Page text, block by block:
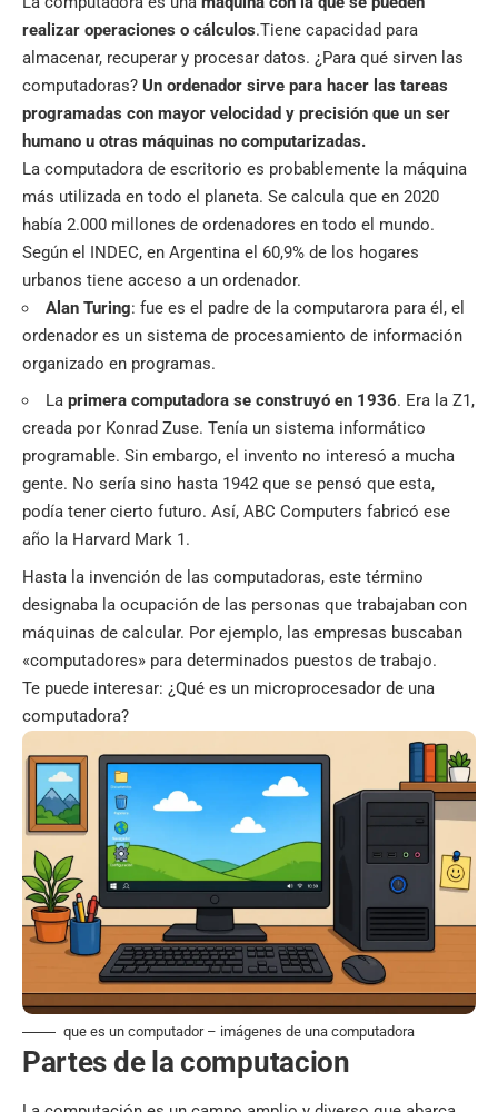
realizar operaciones o cálculos.Tiene capacidad para
almacenar, recuperar y procesar datos. ¿Para qué sirven las
computadoras? Un ordenador sirve para hacer las tareas
programadas con mayor velocidad y precisión que un ser
humano u otras máquinas no computarizadas.
La computadora de escritorio es probablemente la máquina
más utilizada en todo el planeta. Se calcula que en 2020
había 2.000 millones de ordenadores en todo el mundo.
Según el INDEC, en Argentina el 60,9% de los hogares
urbanos tiene acceso a un ordenador.
Alan Turing: fue es el padre de la computarora para él, el
ordenador es un sistema de procesamiento de información
organizado en programas.
La primera computadora se construyó en 1936. Era la Z1,
creada por Konrad Zuse. Tenía un sistema informático
programable. Sin embargo, el invento no interesó a mucha
gente. No sería sino hasta 1942 que se pensó que esta,
podía tener cierto futuro. Así, ABC Computers fabricó ese
año la Harvard Mark 1.
Hasta la invención de las computadoras, este término
designaba la ocupación de las personas que trabajaban con
máquinas de calcular. Por ejemplo, las empresas buscaban
«computadores» para determinados puestos de trabajo.
Te puede interesar: ¿Qué es un microprocesador de una
computadora?
que es un computador – imágenes de una computadora
Partes de la computacion